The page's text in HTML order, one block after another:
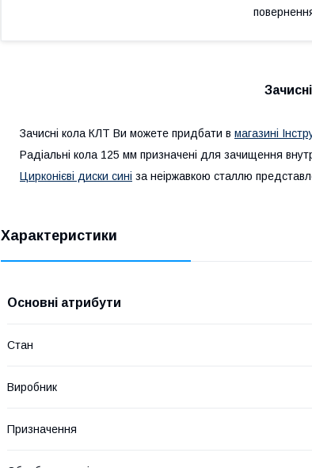
Зачисні кола КЛТ Ви можете придбати в магазині
Радіальні кола 125 мм призначені для зачищення
Цирконієві диски сині за неіржавкою сталлю
Характеристики
Основні атрибути
Стан
Виробник
Призначення